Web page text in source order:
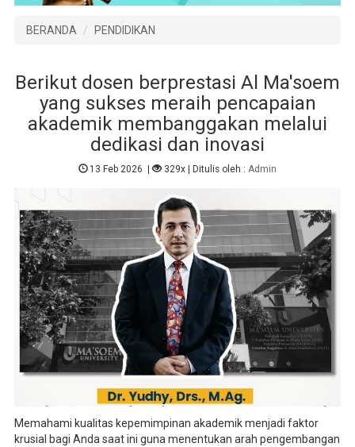
BERANDA PENDIDIKAN
Berikut dosen berprestasi Al Ma'soem
yang sukses meraih pencapaian
akademik membanggakan melalui
dedikasi dan inovasi
13 Feb 2026 | 329x | Ditulis oleh :Admin
Memahami kualitas kepemimpinan akademik menjadi faktor
krusial bagi Anda saat ini guna menentukan arah pengembangan